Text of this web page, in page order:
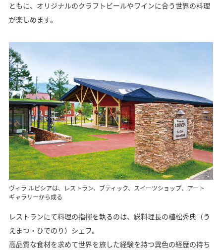
ともに、オリジナルのクラフトビールやワインに合う世界の料理
が楽しめます。
ヴィラ ルピシアは、レストラン、ブティック、スイーツショップ、アート
ギャラリーから成る
レストランにて料理の指揮を執るのは、総料理長の植松秀典（う
えまつ・ひでのり）シェフ。
高品質な食材を求めて世界を旅した経験を持つ異色の経歴の持ち